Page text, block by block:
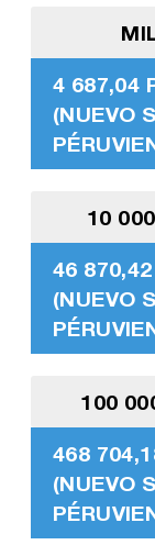
4 687,04
(NUEVO
10
46
(NUEVO
100
468
(NUEVO